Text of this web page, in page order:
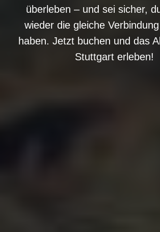
überleben – und sei sicher,
wieder die gleiche
haben. Jetzt buchen und das
Stuttgart erleben!